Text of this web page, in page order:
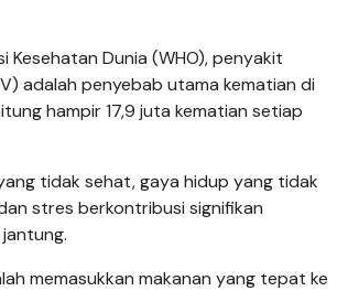
Kesehatan Dunia (WHO), penyakit
adalah penyebab utama kematian di
hampir 17,9 juta kematian setiap
tidak sehat, gaya hidup yang tidak
stres berkontribusi signifikan
memasukkan makanan yang tepat ke